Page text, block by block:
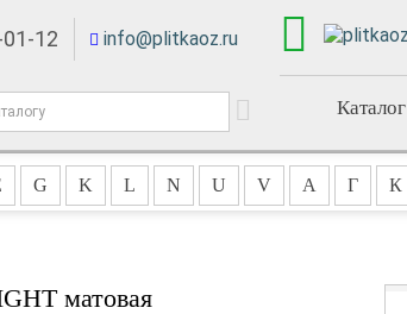
12 info@plitkaoz.ru
Каталог
G K L N U V А Г К
матовая